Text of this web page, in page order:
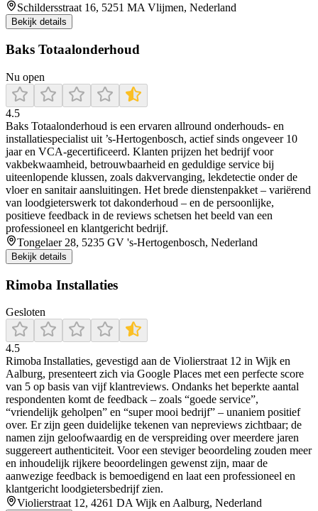
Schildersstraat 16, 5251 MA Vlijmen, Nederland
Bekijk details
Baks Totaalonderhoud
Nu open
4.5
Baks Totaalonderhoud is een ervaren allround onderhouds- en
installatiespecialist uit ’s‑Hertogenbosch, actief sinds ongeveer 10
jaar en VCA‑gecertificeerd. Klanten prijzen het bedrijf voor
vakbekwaamheid, betrouwbaarheid en geduldige service bij
uiteenlopende klussen, zoals dakvervanging, lekdetectie onder de
vloer en sanitair aansluitingen. Het brede dienstenpakket – variërend
van loodgieterswerk tot dakonderhoud – en de persoonlijke,
positieve feedback in de reviews schetsen het beeld van een
professioneel en klantgericht bedrijf.
Tongelaer 28, 5235 GV 's-Hertogenbosch, Nederland
Bekijk details
Rimoba Installaties
Gesloten
4.5
Rimoba Installaties, gevestigd aan de Violierstraat 12 in Wijk en
Aalburg, presenteert zich via Google Places met een perfecte score
van 5 op basis van vijf klantreviews. Ondanks het beperkte aantal
respondenten komt de feedback – zoals “goede service”,
“vriendelijk geholpen” en “super mooi bedrijf” – unaniem positief
over. Er zijn geen duidelijke tekenen van nepreviews zichtbaar; de
namen zijn geloofwaardig en de verspreiding over meerdere jaren
suggereert authenticiteit. Voor een steviger beoordeling zouden meer
en inhoudelijk rijkere beoordelingen gewenst zijn, maar de
aanwezige feedback is bemoedigend en laat een professioneel en
klantgericht loodgietersbedrijf zien.
Violierstraat 12, 4261 DA Wijk en Aalburg, Nederland